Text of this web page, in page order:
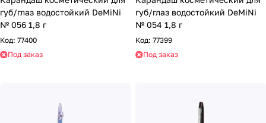
губ/глаз водостойкий DeMiNi
№ 056 1,8 г
Код: 77400
Под заказ
губ/глаз водостойкий DeMiNi
№ 054 1,8 г
Код: 77399
Под заказ